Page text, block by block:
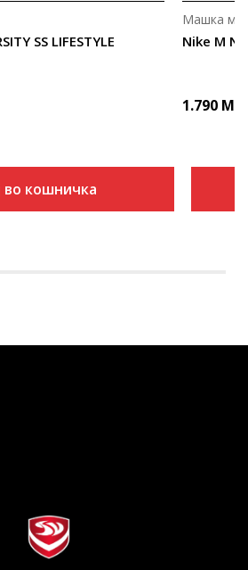
SS LIFESTYLE
во кошничка
Nike M
Машка
1.790